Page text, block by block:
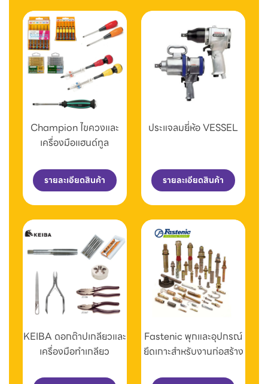
Champion ไขควงและ
เครื่องมือแฮนด์ทูล
รายละเอียดสินค้า
ประแจลมยี่ห้อ VESSEL
รายละเอียดสินค้า
KEIBA ดอกต๊าปเกลียวและ
เครื่องมือทำเกลียว
Fastenic พุกและอุปกรณ์
ยึดเกาะสำหรับงานก่อสร้าง